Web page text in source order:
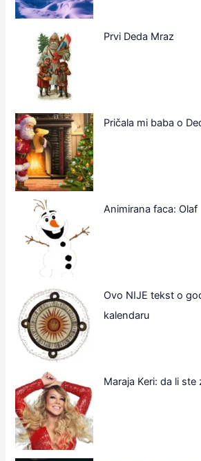
Prvi Deda Mraz
Pričala mi baba o
Animirana faca: Olaf
Ovo NIJE tekst o
kalendaru
Maraja Keri: da li